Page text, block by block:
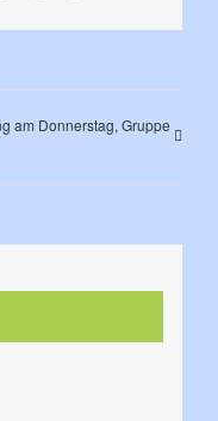
am Donnerstag, Gruppe